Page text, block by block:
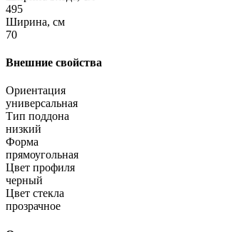
495
Ширина, см
70
Внешние свойства
Ориентация
универсальная
Тип поддона
низкий
Форма
прямоугольная
Цвет профиля
черный
Цвет стекла
прозрачное